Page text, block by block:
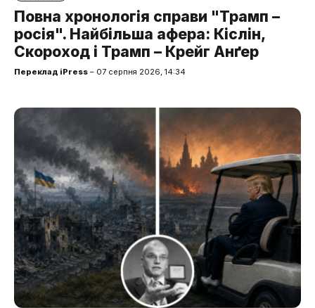
Повна хронологія справи "Трамп –
росія". Найбільша афера: Кіслін,
Скороход і Трамп – Крейг Анґер
Переклад iPress – 07 серпня 2026, 14:34